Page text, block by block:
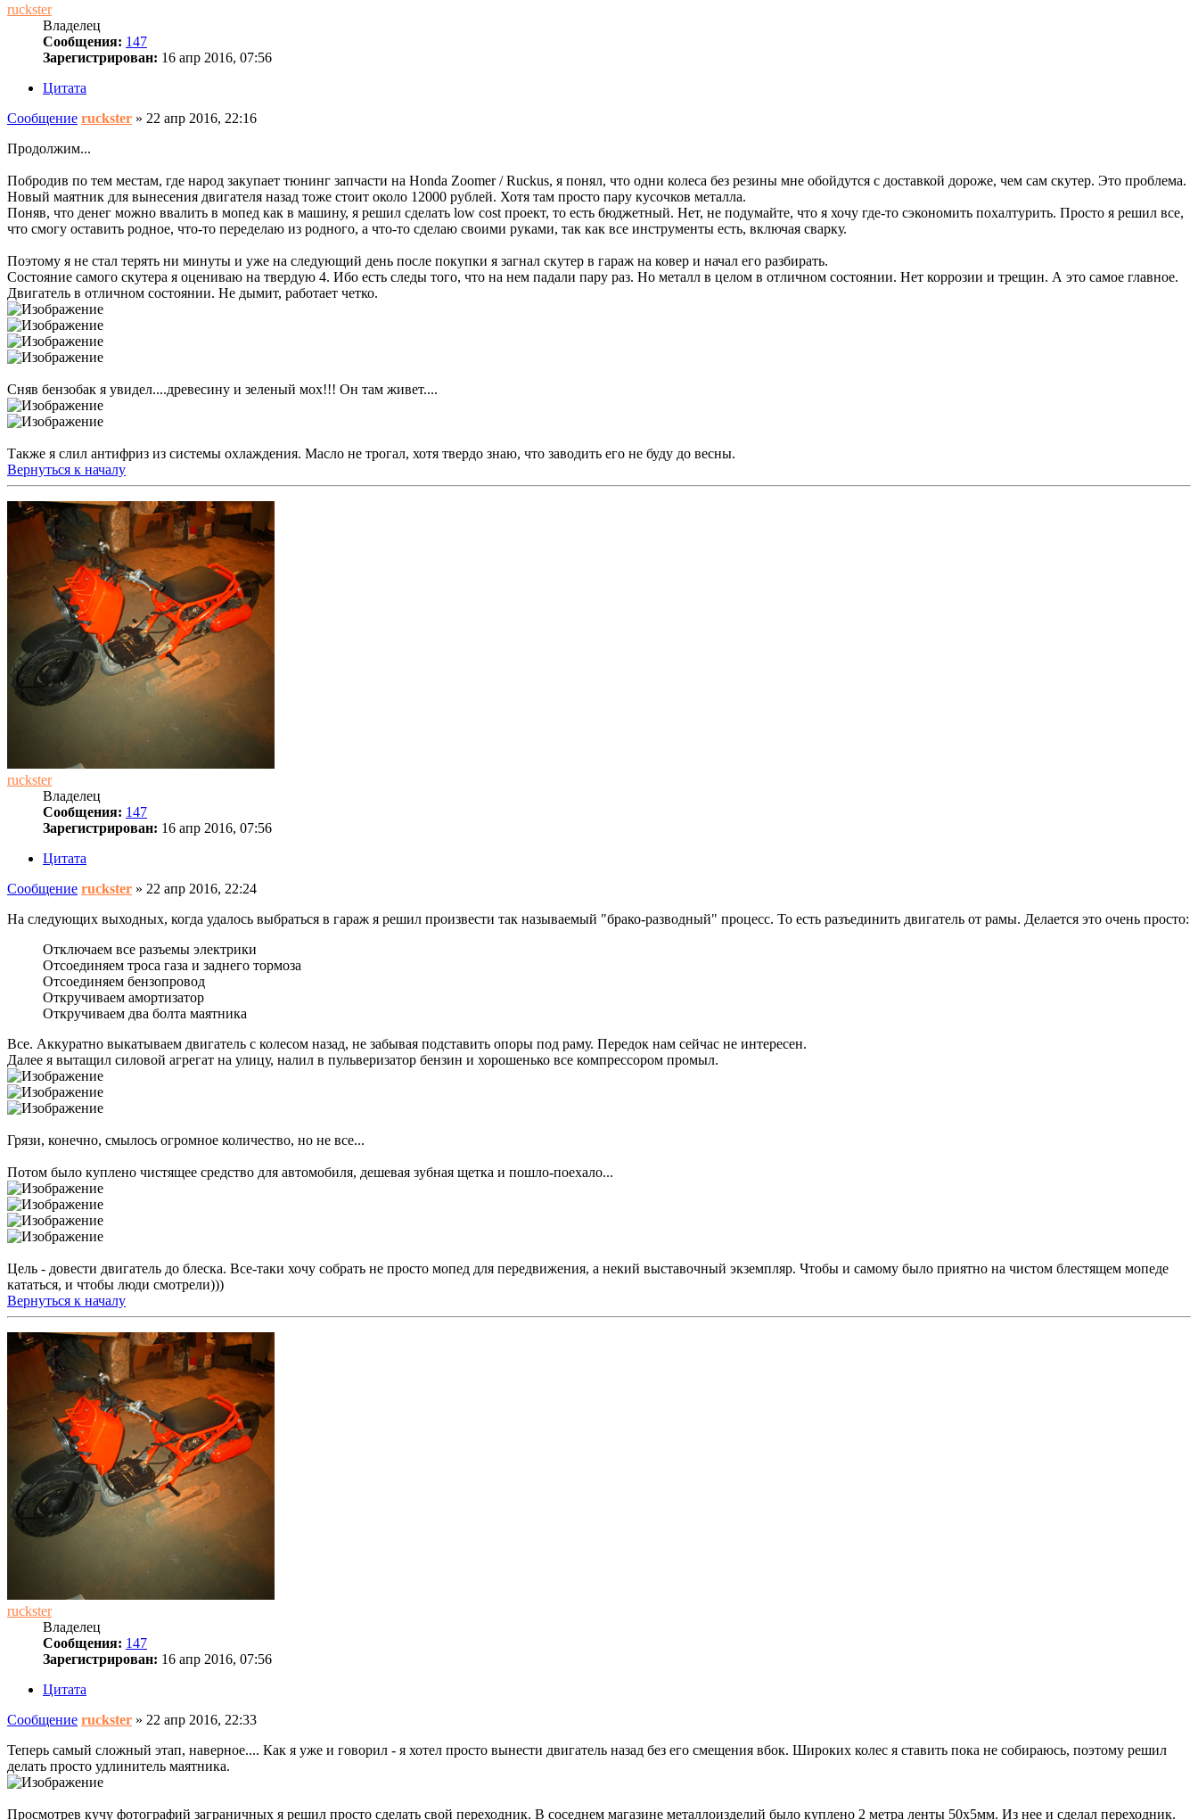
ruckster
Владелец
Сообщения: 147
Зарегистрирован: 16 апр 2016, 07:56
Цитата
Сообщение ruckster » 22 апр 2016, 22:16
Продолжим...
Побродив по тем местам, где народ закупает тюнинг запчасти на Honda Zoomer / Ruckus, я понял, что одни колеса без резины мне обойдутся с доставкой дороже, чем сам скутер. Это проблема.
Новый маятник для вынесения двигателя назад тоже стоит около 12000 рублей. Хотя там просто пару кусочков металла.
Поняв, что денег можно ввалить в мопед как в машину, я решил сделать low cost проект, то есть бюджетный. Нет, не подумайте, что я хочу где-то сэкономить похалтурить. Просто я решил все,
что смогу оставить родное, что-то переделаю из родного, а что-то сделаю своими руками, так как все инструменты есть, включая сварку.
Поэтому я не стал терять ни минуты и уже на следующий день после покупки я загнал скутер в гараж на ковер и начал его разбирать.
Состояние самого скутера я оцениваю на твердую 4. Ибо есть следы того, что на нем падали пару раз. Но металл в целом в отличном состоянии. Нет коррозии и трещин. А это самое главное.
Двигатель в отличном состоянии. Не дымит, работает четко.
Сняв бензобак я увидел....древесину и зеленый мох!!! Он там живет....
Также я слил антифриз из системы охлаждения. Масло не трогал, хотя твердо знаю, что заводить его не буду до весны.
Вернуться к началу
ruckster
Владелец
Сообщения: 147
Зарегистрирован: 16 апр 2016, 07:56
Цитата
Сообщение ruckster » 22 апр 2016, 22:24
На следующих выходных, когда удалось выбраться в гараж я решил произвести так называемый "брако-разводный" процесс. То есть разъединить двигатель от рамы. Делается это очень просто:
Отключаем все разъемы электрики
Отсоединяем троса газа и заднего тормоза
Отсоединяем бензопровод
Откручиваем амортизатор
Откручиваем два болта маятника
Все. Аккуратно выкатываем двигатель с колесом назад, не забывая подставить опоры под раму. Передок нам сейчас не интересен.
Далее я вытащил силовой агрегат на улицу, налил в пульверизатор бензин и хорошенько все компрессором промыл.
Грязи, конечно, смылось огромное количество, но не все...
Потом было куплено чистящее средство для автомобиля, дешевая зубная щетка и пошло-поехало...
Цель - довести двигатель до блеска. Все-таки хочу собрать не просто мопед для передвижения, а некий выставочный экземпляр. Чтобы и самому было приятно на чистом блестящем мопеде
кататься, и чтобы люди смотрели)))
Вернуться к началу
ruckster
Владелец
Сообщения: 147
Зарегистрирован: 16 апр 2016, 07:56
Цитата
Сообщение ruckster » 22 апр 2016, 22:33
Теперь самый сложный этап, наверное.... Как я уже и говорил - я хотел просто вынести двигатель назад без его смещения вбок. Широких колес я ставить пока не собираюсь, поэтому решил
делать просто удлинитель маятника.
Просмотрев кучу фотографий заграничных я решил просто сделать свой переходник. В соседнем магазине металлоизделий было куплено 2 метра ленты 50х5мм. Из нее и сделал переходник.